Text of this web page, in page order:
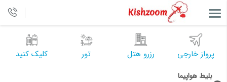
پرواز خارجی رزرو هتل تور کلیک کنید
بلیط هواپیما